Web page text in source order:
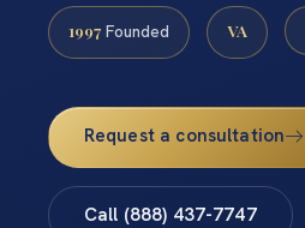
1997 Founded VA
Request a consultation
Call (888) 437-7747